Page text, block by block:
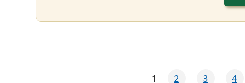
1 2 3 4